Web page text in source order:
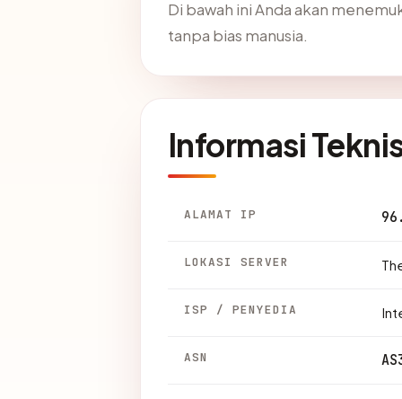
Di bawah ini Anda akan
tanpa bias manusia.
Informasi
ALAMAT IP
LOKASI SERVER
ISP / PENYEDIA
ASN